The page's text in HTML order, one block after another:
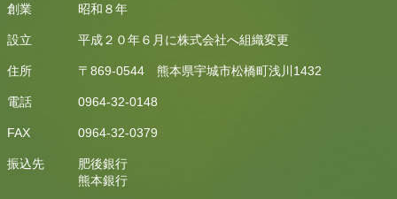
創業 昭和８年
設立 平成２０年６月に株式会社へ組織変更
住所 〒869-0544 熊本県宇城市松橋町浅川1432
電話 0964-32-0148
FAX 0964-32-0379
振込先
肥後銀行
熊本銀行